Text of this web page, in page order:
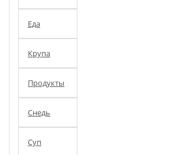
Еда
Крупа
Продукты
Снедь
Суп